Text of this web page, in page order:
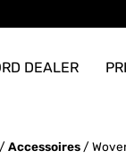
DEALER
/ Accessoires /